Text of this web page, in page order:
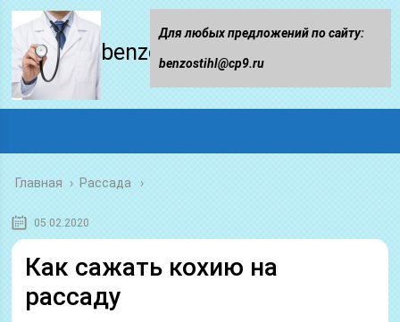
benzostihl.ru
Главная › Рассада
05.02.2020
Как сажать кохию на
рассаду
Для любых предложений по сайту:
benzostihl@cp9.ru